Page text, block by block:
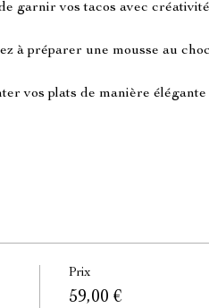
garnir vos tacos avec
à préparer une mousse au
vos plats de manière
Prix
59,00 €